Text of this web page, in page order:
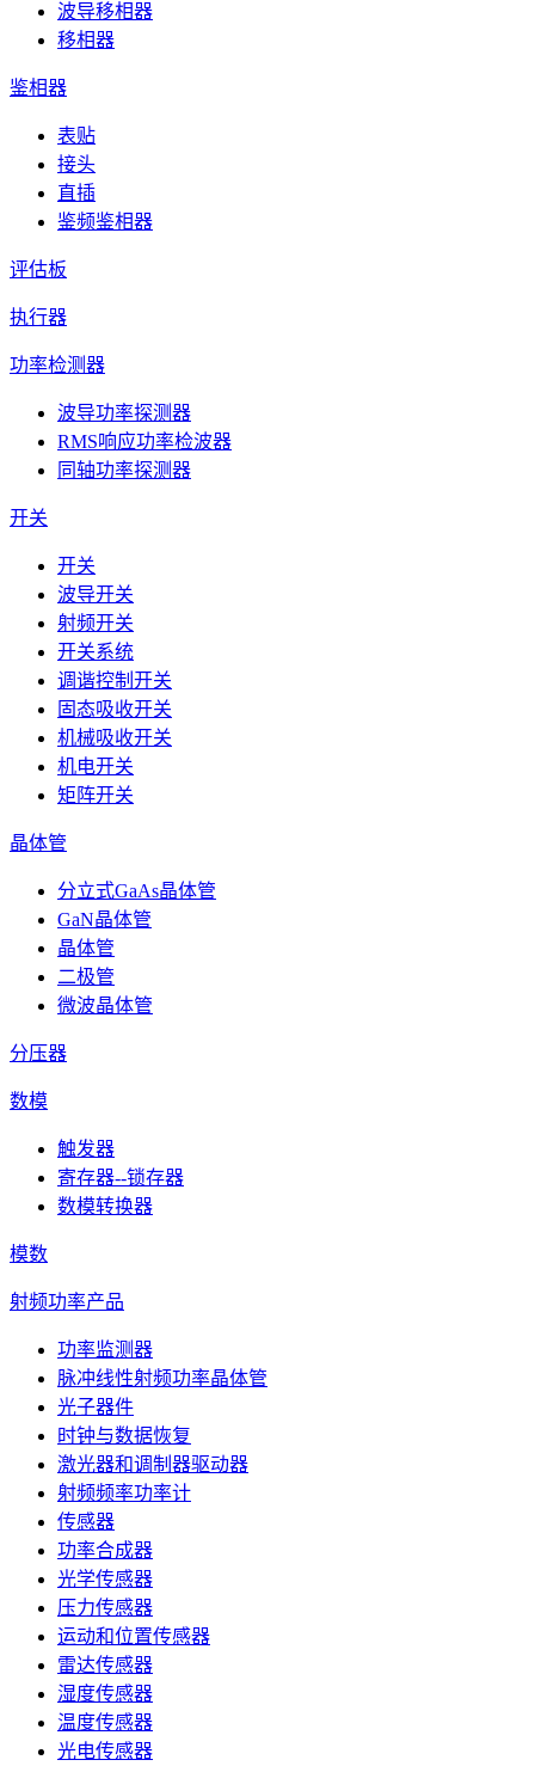
波导移相器
移相器
鉴相器
表贴
接头
直插
鉴频鉴相器
评估板
执行器
功率检测器
波导功率探测器
RMS响应功率检波器
同轴功率探测器
开关
开关
波导开关
射频开关
开关系统
调谐控制开关
固态吸收开关
机械吸收开关
机电开关
矩阵开关
晶体管
分立式GaAs晶体管
GaN晶体管
晶体管
二极管
微波晶体管
分压器
数模
触发器
寄存器--锁存器
数模转换器
模数
射频功率产品
功率监测器
脉冲线性射频功率晶体管
光子器件
时钟与数据恢复
激光器和调制器驱动器
射频频率功率计
传感器
功率合成器
光学传感器
压力传感器
运动和位置传感器
雷达传感器
湿度传感器
温度传感器
光电传感器